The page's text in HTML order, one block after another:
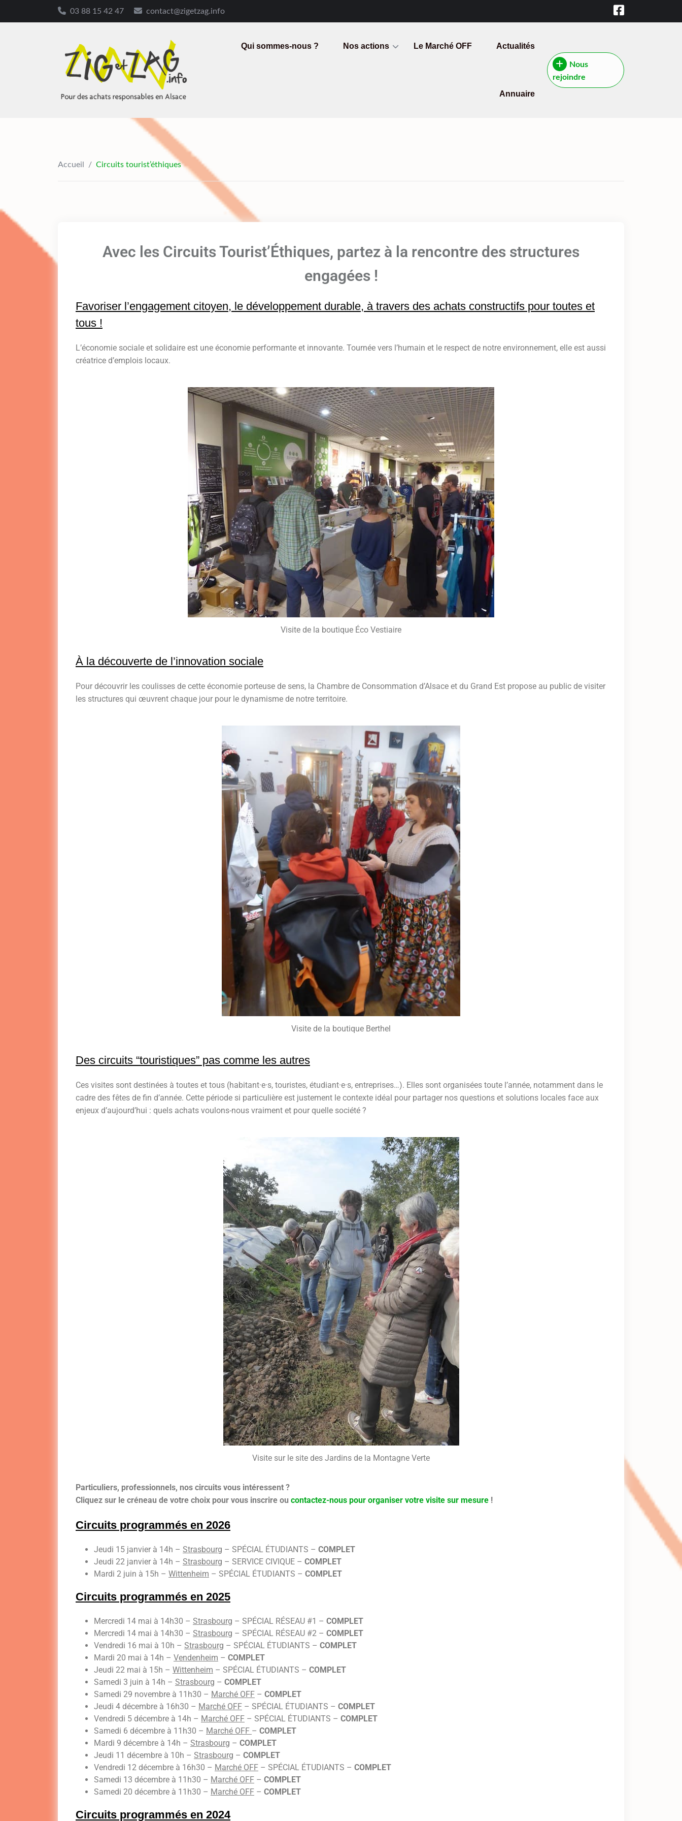
03 88 15 42 47 contact@zigetzag.info
Qui sommes-nous ? Nos actions Le Marché OFF Actualités
Annuaire
Nous
rejoindre
Accueil / Circuits tourist’éthiques
Avec les Circuits Tourist’Éthiques, partez à la rencontre des structures
engagées !
Favoriser l’engagement citoyen, le développement durable, à travers des achats constructifs pour toutes et
tous !
L’économie sociale et solidaire est une économie performante et innovante. Tournée vers l’humain et le respect de notre environnement, elle est aussi
créatrice d’emplois locaux.
Visite de la boutique Éco Vestiaire
À la découverte de l’innovation sociale
Pour découvrir les coulisses de cette économie porteuse de sens, la Chambre de Consommation d’Alsace et du Grand Est propose au public de visiter
les structures qui œuvrent chaque jour pour le dynamisme de notre territoire.
Visite de la boutique Berthel
Des circuits “touristiques” pas comme les autres
Ces visites sont destinées à toutes et tous (habitant·e·s, touristes, étudiant·e·s, entreprises…). Elles sont organisées toute l’année, notamment dans le
cadre des fêtes de fin d’année. Cette période si particulière est justement le contexte idéal pour partager nos questions et solutions locales face aux
enjeux d’aujourd’hui : quels achats voulons-nous vraiment et pour quelle société ?
Visite sur le site des Jardins de la Montagne Verte
Particuliers, professionnels, nos circuits vous intéressent ?
Cliquez sur le créneau de votre choix pour vous inscrire ou contactez-nous pour organiser votre visite sur mesure !
Circuits programmés en 2026
Jeudi 15 janvier à 14h – Strasbourg – SPÉCIAL ÉTUDIANTS – COMPLET
Jeudi 22 janvier à 14h – Strasbourg – SERVICE CIVIQUE – COMPLET
Mardi 2 juin à 15h – Wittenheim – SPÉCIAL ÉTUDIANTS – COMPLET
Circuits programmés en 2025
Mercredi 14 mai à 14h30 – Strasbourg – SPÉCIAL RÉSEAU #1 – COMPLET
Mercredi 14 mai à 14h30 – Strasbourg – SPÉCIAL RÉSEAU #2 – COMPLET
Vendredi 16 mai à 10h – Strasbourg – SPÉCIAL ÉTUDIANTS – COMPLET
Mardi 20 mai à 14h – Vendenheim – COMPLET
Jeudi 22 mai à 15h – Wittenheim – SPÉCIAL ÉTUDIANTS – COMPLET
Samedi 3 juin à 14h – Strasbourg – COMPLET
Samedi 29 novembre à 11h30 – Marché OFF – COMPLET
Jeudi 4 décembre à 16h30 – Marché OFF – SPÉCIAL ÉTUDIANTS – COMPLET
Vendredi 5 décembre à 14h – Marché OFF – SPÉCIAL ÉTUDIANTS – COMPLET
Samedi 6 décembre à 11h30 – Marché OFF – COMPLET
Mardi 9 décembre à 14h – Strasbourg – COMPLET
Jeudi 11 décembre à 10h – Strasbourg – COMPLET
Vendredi 12 décembre à 16h30 – Marché OFF – SPÉCIAL ÉTUDIANTS – COMPLET
Samedi 13 décembre à 11h30 – Marché OFF – COMPLET
Samedi 20 décembre à 11h30 – Marché OFF – COMPLET
Circuits programmés en 2024